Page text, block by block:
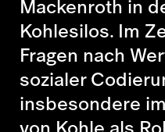
Mackenroth in
Kohlesilos. Im
Fragen nach
sozialer
insbesondere